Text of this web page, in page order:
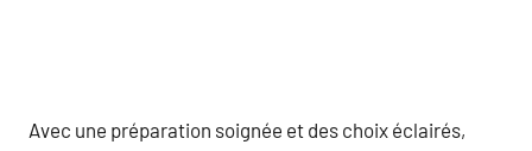
Avec une préparation soignée et des choix éclairés,